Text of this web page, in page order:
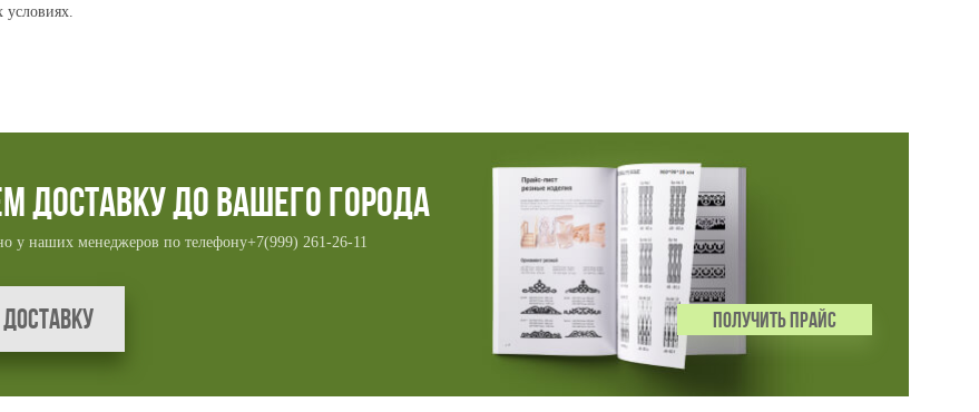
условиях.
доставку до вашего города
у наших менеджеров по телефону+7(999) 261-26-11
ПОЛУЧИТЬ ПРАЙС